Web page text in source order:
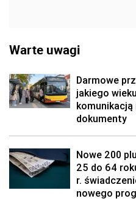
Warte uwagi
Darmowe
jakiego
komunikacją
dokumenty
Nowe 200
25 do 64
r.
nowego